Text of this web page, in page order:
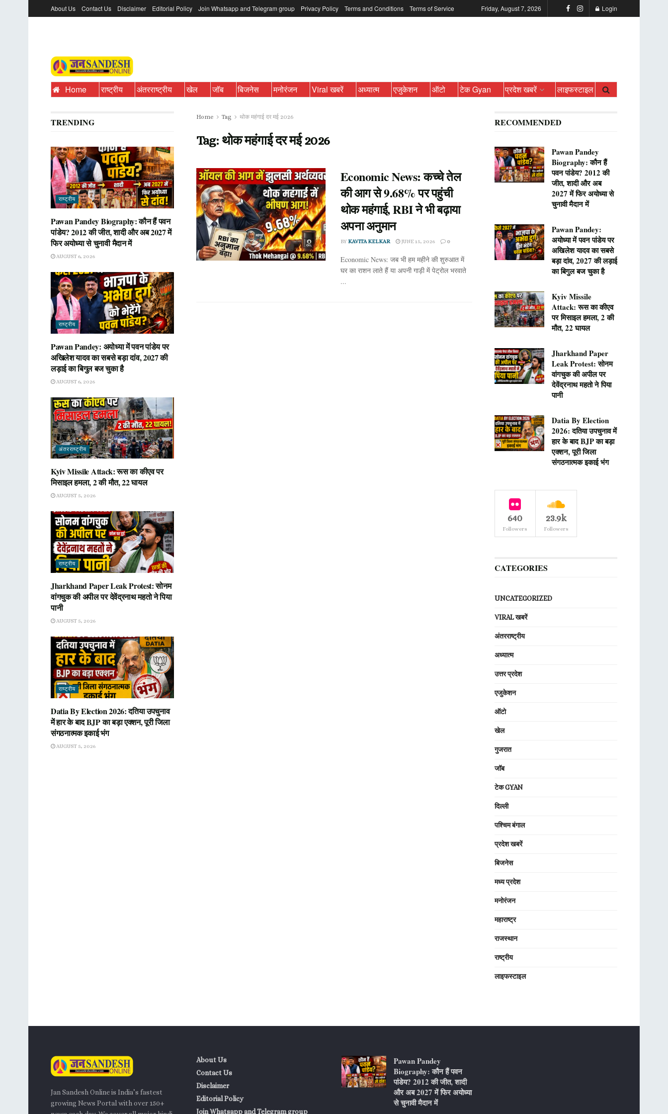
About Us Contact Us Disclaimer Editorial Policy Join Whatsapp and Telegram group Privacy Policy Terms and Conditions Terms of Service Friday, August 7, 2026 Login
Home राष्ट्रीय अंतरराष्ट्रीय खेल जॉब बिजनेस मनोरंजन Viral खबरें अध्यात्म एजुकेशन ऑटो टेक Gyan प्रदेश खबरें लाइफस्टाइल
Home Tag थोक महंगाई दर मई 2026
Tag: थोक महंगाई दर मई 2026
Economic News: कच्चे तेल
की आग से 9.68% पर पहुंची
थोक महंगाई, RBI ने भी बढ़ाया
अपना अनुमान
BY KAVITA KELKAR JUNE 15, 2026 0
Economic News: जब भी हम महीने की शुरुआत में
घर का राशन लाते हैं या अपनी गाड़ी में पेट्रोल भरवाते
...
TRENDING
राष्ट्रीय
Pawan Pandey Biography: कौन हैं पवन
पांडेय? 2012 की जीत, शादी और अब 2027 में
फिर अयोध्या से चुनावी मैदान में
AUGUST 6, 2026
राष्ट्रीय
Pawan Pandey: अयोध्या में पवन पांडेय पर
अखिलेश यादव का सबसे बड़ा दांव, 2027 की
लड़ाई का बिगुल बज चुका है
AUGUST 6, 2026
अंतरराष्ट्रीय
Kyiv Missile Attack: रूस का कीएव पर
मिसाइल हमला, 2 की मौत, 22 घायल
AUGUST 5, 2026
राष्ट्रीय
Jharkhand Paper Leak Protest: सोनम
वांगचुक की अपील पर देवेंद्रनाथ महतो ने पिया
पानी
AUGUST 5, 2026
राष्ट्रीय
Datia By Election 2026: दतिया उपचुनाव
में हार के बाद BJP का बड़ा एक्शन, पूरी जिला
संगठनात्मक इकाई भंग
AUGUST 5, 2026
RECOMMENDED
Pawan Pandey
Biography: कौन हैं
पवन पांडेय? 2012 की
जीत, शादी और अब
2027 में फिर अयोध्या से
चुनावी मैदान में
Pawan Pandey:
अयोध्या में पवन पांडेय पर
अखिलेश यादव का सबसे
बड़ा दांव, 2027 की लड़ाई
का बिगुल बज चुका है
Kyiv Missile
Attack: रूस का कीएव
पर मिसाइल हमला, 2 की
मौत, 22 घायल
Jharkhand Paper
Leak Protest: सोनम
वांगचुक की अपील पर
देवेंद्रनाथ महतो ने पिया
पानी
Datia By Election
2026: दतिया उपचुनाव में
हार के बाद BJP का बड़ा
एक्शन, पूरी जिला
संगठनात्मक इकाई भंग
640
Followers
23.9k
Followers
CATEGORIES
UNCATEGORIZED
VIRAL खबरें
अंतरराष्ट्रीय
अध्यात्म
उत्तर प्रदेश
एजुकेशन
ऑटो
खेल
गुजरात
जॉब
टेक GYAN
दिल्ली
पश्चिम बंगाल
प्रदेश खबरें
बिजनेस
मध्य प्रदेश
मनोरंजन
महाराष्ट्र
राजस्थान
राष्ट्रीय
लाइफस्टाइल
Jan Sandesh Online is India’s fastest
growing News Portal with over 150+
About Us
Contact Us
Disclaimer
Editorial Policy
Join Whatsapp and Telegram group
Pawan Pandey
Biography: कौन हैं पवन
पांडेय? 2012 की जीत, शादी
और अब 2027 में फिर अयोध्या
से चुनावी मैदान में